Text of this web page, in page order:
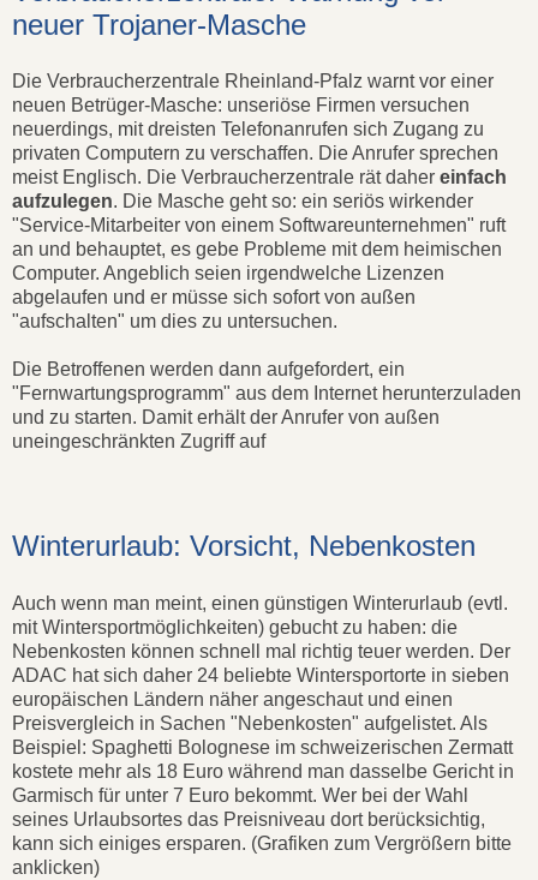
neuer Trojaner-Masche
Die Verbraucherzentrale Rheinland-Pfalz warnt vor einer
neuen Betrüger-Masche: unseriöse Firmen versuchen
neuerdings, mit dreisten Telefonanrufen sich Zugang zu
privaten Computern zu verschaffen. Die Anrufer sprechen
meist Englisch. Die Verbraucherzentrale rät daher einfach
aufzulegen. Die Masche geht so: ein seriös wirkender
"Service-Mitarbeiter von einem Softwareunternehmen" ruft
an und behauptet, es gebe Probleme mit dem heimischen
Computer. Angeblich seien irgendwelche Lizenzen
abgelaufen und er müsse sich sofort von außen
"aufschalten" um dies zu untersuchen.
Die Betroffenen werden dann aufgefordert, ein
"Fernwartungsprogramm" aus dem Internet herunterzuladen
und zu starten. Damit erhält der Anrufer von außen
uneingeschränkten Zugriff auf
Winterurlaub: Vorsicht, Nebenkosten
Auch wenn man meint, einen günstigen Winterurlaub (evtl.
mit Wintersportmöglichkeiten) gebucht zu haben: die
Nebenkosten können schnell mal richtig teuer werden. Der
ADAC hat sich daher 24 beliebte Wintersportorte in sieben
europäischen Ländern näher angeschaut und einen
Preisvergleich in Sachen "Nebenkosten" aufgelistet. Als
Beispiel: Spaghetti Bolognese im schweizerischen Zermatt
kostete mehr als 18 Euro während man dasselbe Gericht in
Garmisch für unter 7 Euro bekommt. Wer bei der Wahl
seines Urlaubsortes das Preisniveau dort berücksichtig,
kann sich einiges ersparen. (Grafiken zum Vergrößern bitte
anklicken)